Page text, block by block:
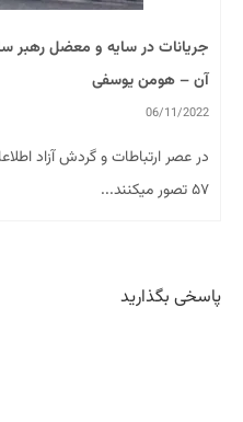
جریانات در سایه و معضل رهبر
آن – هومن یوسفی
06/11/2022
در عصر ارتباطات و گردش آزاد
۵۷ تصور میکنند...
پاسخی بگذارید